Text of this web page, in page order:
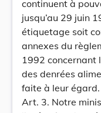
continuent à
jusqu’au 29 juin
étiquetage soit
annexes du
1992 concernant
des denrées
faite à leur égard.
Art. 3. Notre